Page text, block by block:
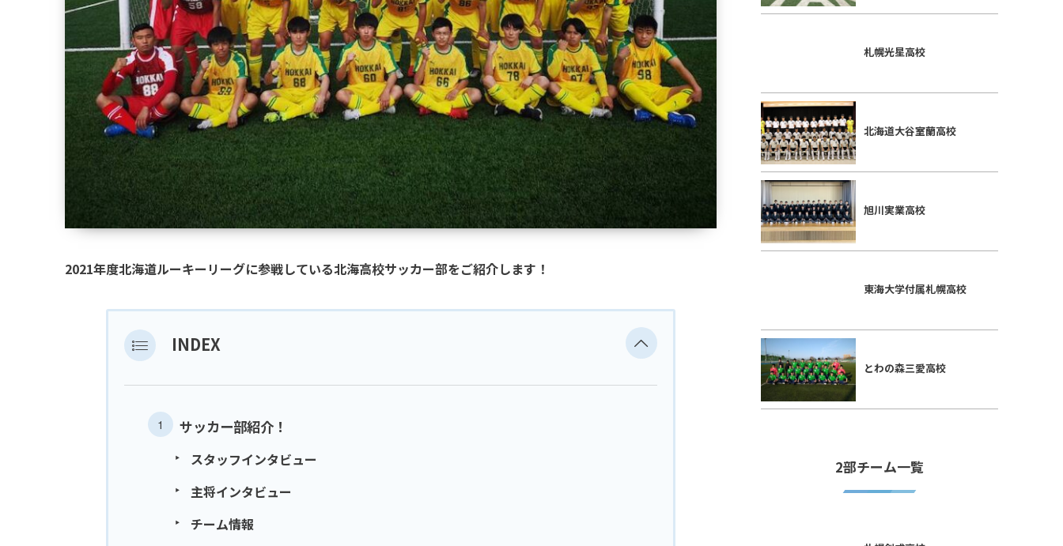
2021年度北海道ルーキーリーグに参戦している北海高校サッカー部をご紹介します！
INDEX
サッカー部紹介！
スタッフインタビュー
主将インタビュー
チーム情報
札幌光星高校
北海道大谷室蘭高校
旭川実業高校
東海大学付属札幌高校
とわの森三愛高校
2部チーム一覧